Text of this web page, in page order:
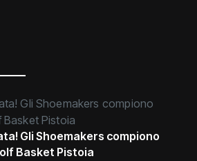
Gli Shoemakers compiono
Basket Pistoia